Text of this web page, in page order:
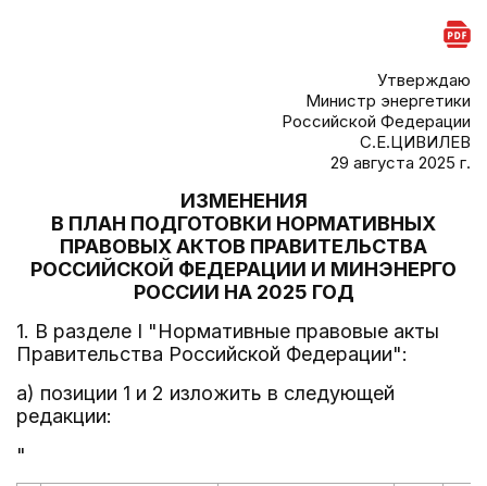
Утверждаю
Министр энергетики
Российской Федерации
С.Е.ЦИВИЛЕВ
29 августа 2025 г.
ИЗМЕНЕНИЯ
В ПЛАН ПОДГОТОВКИ НОРМАТИВНЫХ
ПРАВОВЫХ АКТОВ ПРАВИТЕЛЬСТВА
РОССИЙСКОЙ ФЕДЕРАЦИИ И МИНЭНЕРГО
РОССИИ НА 2025 ГОД
1. В разделе I "Нормативные правовые акты
Правительства Российской Федерации":
а) позиции 1 и 2 изложить в следующей
редакции:
"